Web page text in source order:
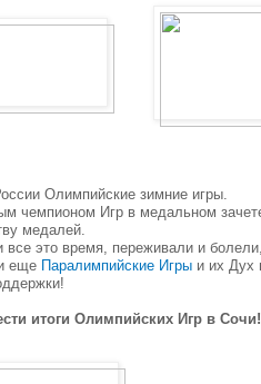
Олимпийские зимние игры.
чемпионом Игр в медальном
медалей.
это время, переживали и
еще Паралимпийские Игры и их Дух
итоги Олимпийских Игр в Сочи!